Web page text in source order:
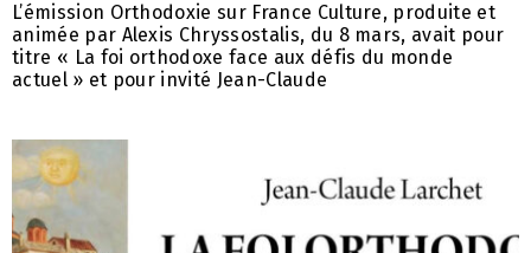
L’émission Orthodoxie sur France Culture, produite et
animée par Alexis Chryssostalis, du 8 mars, avait pour
titre « La foi orthodoxe face aux défis du monde
actuel » et pour invité Jean-Claude